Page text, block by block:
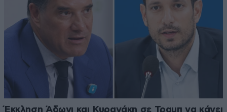
Έκκληση Άδωνι και Κυρανάκη σε Τραμπ να κάνει